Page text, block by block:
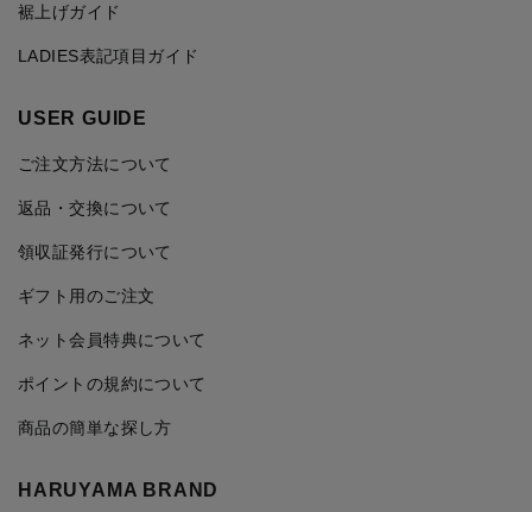
裾上げガイド
LADIES表記項目ガイド
USER GUIDE
ご注文方法について
返品・交換について
領収証発行について
ギフト用のご注文
ネット会員特典について
ポイントの規約について
商品の簡単な探し方
HARUYAMA BRAND